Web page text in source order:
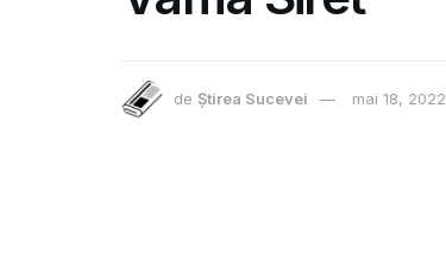
de Știrea Sucevei mai 18, 2022